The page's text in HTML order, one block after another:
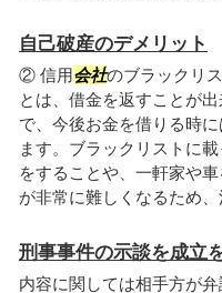
自己破産のデメリット
② 信用会社のブラックリ
とは、借金を返すことが
で、今後お金を借りる時
ます。ブラックリストに
をすることや、一軒家や
が非常に難しくなるため
刑事事件の示談を成立
内容に関しては相手方が